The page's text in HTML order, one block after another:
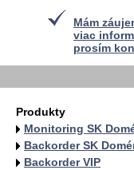
Mám
viac
prosím
Produkty
Monitoring SK
Backorder SK
Backorder VIP